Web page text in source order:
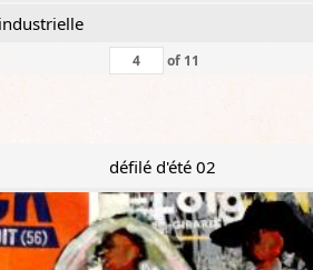
of 11
défilé d'été 02